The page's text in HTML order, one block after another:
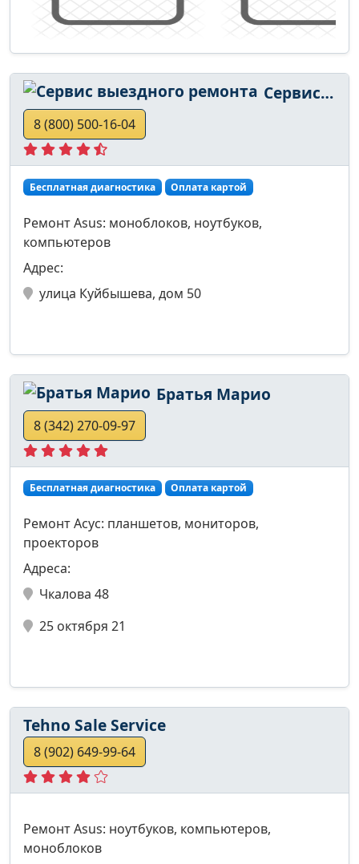
Сервис выездного ремонта
8 (800) 500-16-04
Бесплатная диагностика Оплата картой
Ремонт Asus: моноблоков, ноутбуков,
компьютеров
Адрес:
улица Куйбышева, дом 50
Братья Марио
8 (342) 270-09-97
Бесплатная диагностика Оплата картой
Ремонт Асус: планшетов, мониторов,
проекторов
Адреса:
Чкалова 48
25 октября 21
Tehno Sale Service
8 (902) 649-99-64
Ремонт Asus: ноутбуков, компьютеров,
моноблоков